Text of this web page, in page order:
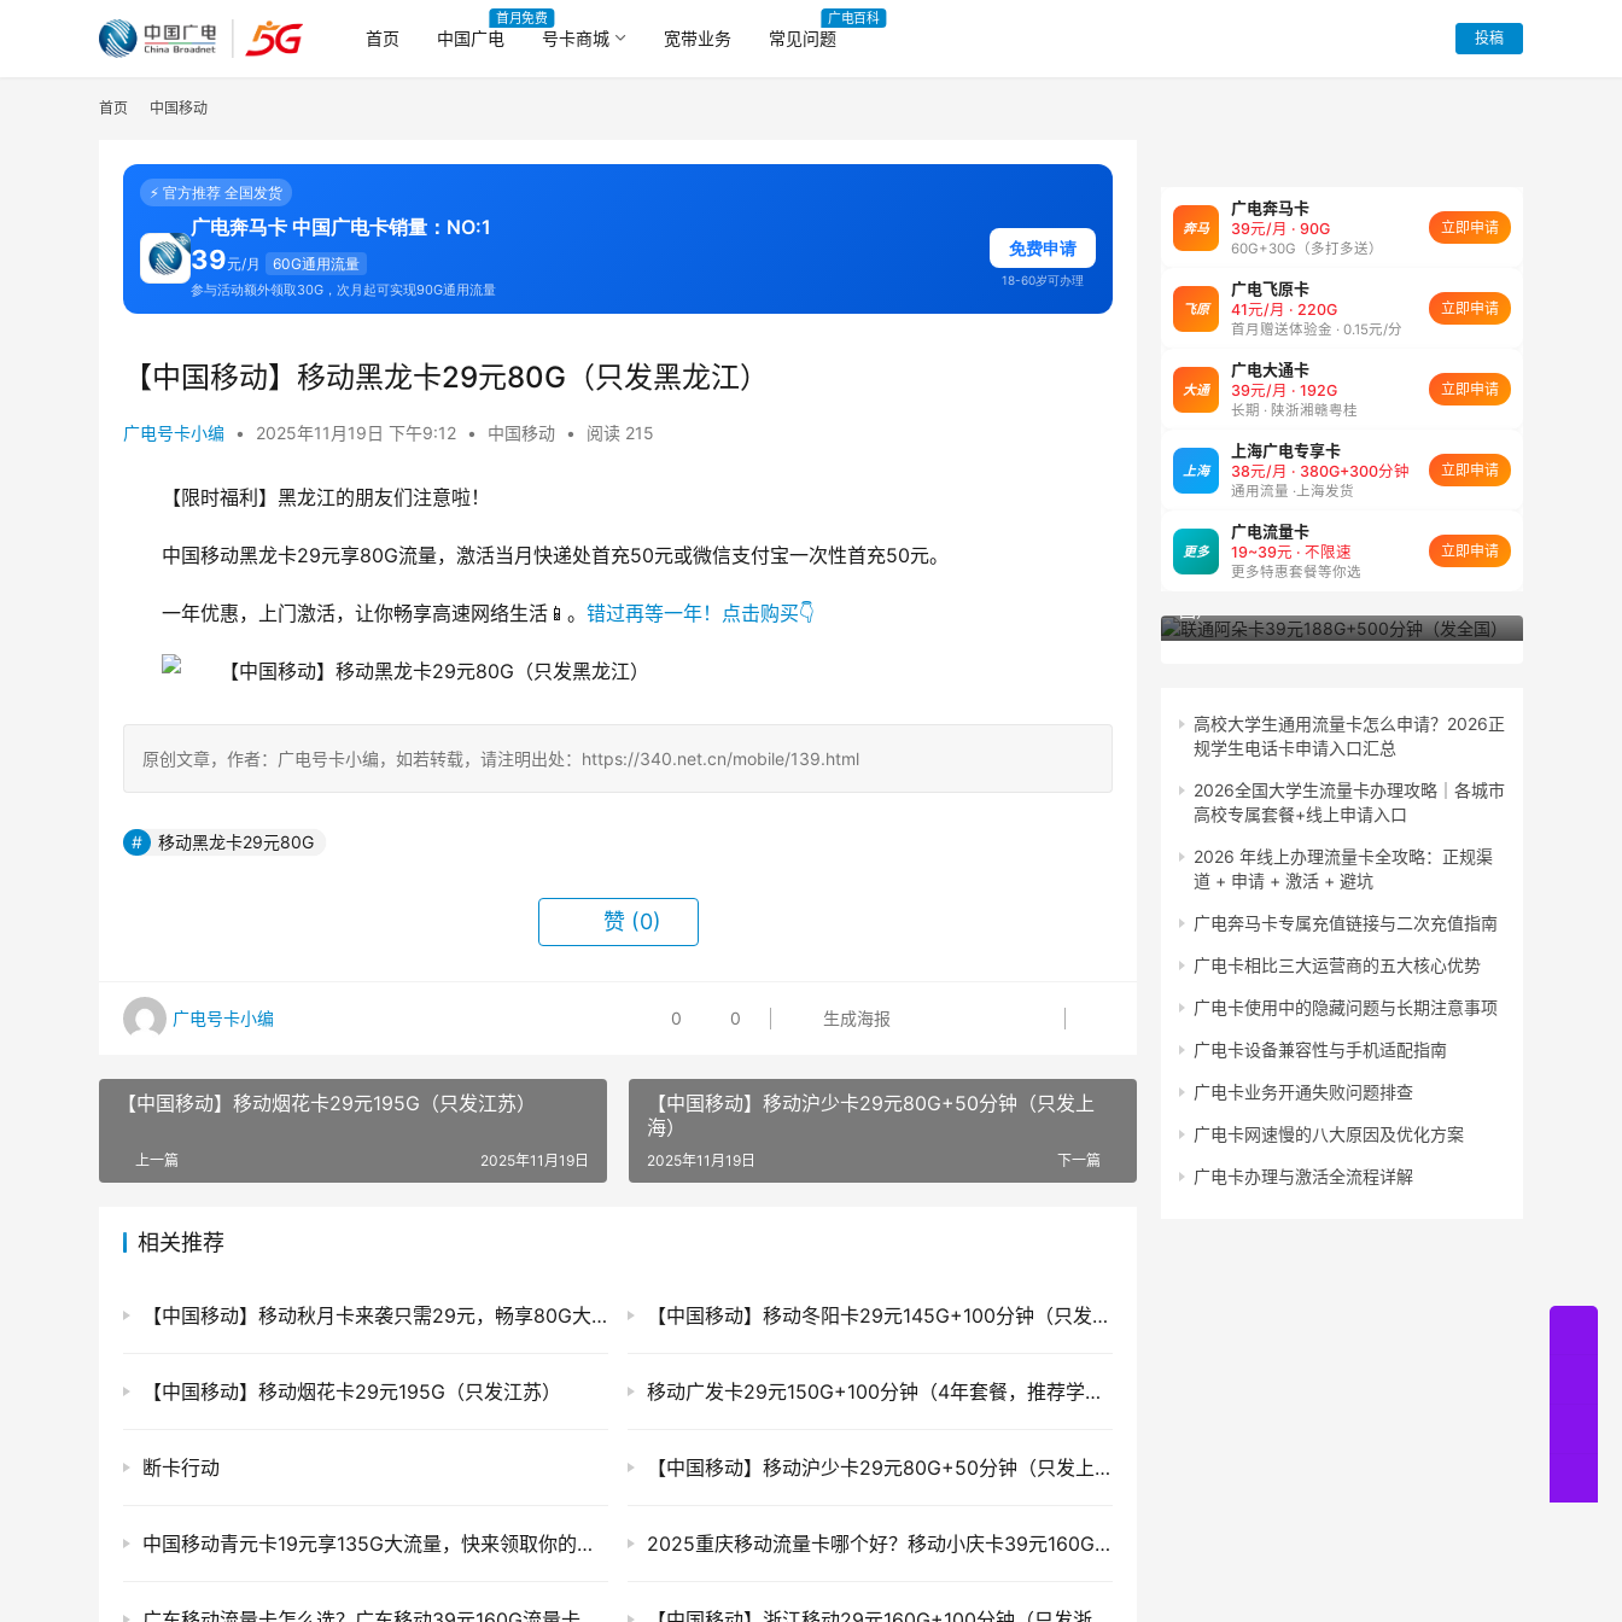
首页 中国广电
首月免费
号卡商城 宽带业务 常见问题
广电百科
投稿
首页 中国移动
⚡ 官方推荐 全国发货
广电奔马卡 中国广电卡销量：NO:1
39元/月 60G通用流量
参与活动额外领取30G，次月起可实现90G通用流量
免费申请
18-60岁可办理
【中国移动】移动黑龙卡29元80G（只发黑龙江）
广电号卡小编 • 2025年11月19日 下午9:12 • 中国移动 • 阅读 215
【限时福利】黑龙江的朋友们注意啦！
中国移动黑龙卡29元享80G流量，激活当月快递处首充50元或微信支付宝一次性首充50元。
一年优惠，上门激活，让你畅享高速网络生活📱。 错过再等一年！点击购买👇
原创文章，作者：广电号卡小编，如若转载，请注明出处：https://340.net.cn/mobile/139.html
移动黑龙卡29元80G
赞 (0)
广电号卡小编 0 0 生成海报
【中国移动】移动烟花卡29元195G（只发江苏）
上一篇 2025年11月19日
【中国移动】移动沪少卡29元80G+50分钟（只发上
海）
下一篇
2025年11月19日
相关推荐
【中国移动】移动秋月卡来袭只需29元，畅享80G大流量！【发全国北京地区也可申请】 【中国移动】移动冬阳卡29元145G+100分钟（只发湖南）
【中国移动】移动烟花卡29元195G（只发江苏） 移动广发卡29元150G+100分钟（4年套餐，推荐学生办理 发广州，佛山，深圳）
断卡行动 【中国移动】移动沪少卡29元80G+50分钟（只发上海）
中国移动青元卡19元享135G大流量，快来领取你的专属福利吧！（申请可发全国） 2025重庆移动流量卡哪个好？移动小庆卡39元160G大流量电话卡（只发重庆）
奔马
广电奔马卡
39元/月 · 90G
60G+30G（多打多送）
立即申请
飞原
广电飞原卡
41元/月 · 220G
首月赠送体验金 · 0.15元/分
立即申请
大通
广电大通卡
39元/月 · 192G
长期 · 陕浙湘赣粤桂
立即申请
上海
上海广电专享卡
38元/月 · 380G+300分钟
通用流量 ·上海发货
立即申请
更多
广电流量卡
19~39元 · 不限速
更多特惠套餐等你选
立即申请
高校大学生通用流量卡怎么申请？2026正
规学生电话卡申请入口汇总
2026全国大学生流量卡办理攻略｜各城市
高校专属套餐+线上申请入口
2026 年线上办理流量卡全攻略：正规渠
道 + 申请 + 激活 + 避坑
广电奔马卡专属充值链接与二次充值指南
广电卡相比三大运营商的五大核心优势
广电卡使用中的隐藏问题与长期注意事项
广电卡设备兼容性与手机适配指南
广电卡业务开通失败问题排查
广电卡网速慢的八大原因及优化方案
广电卡办理与激活全流程详解